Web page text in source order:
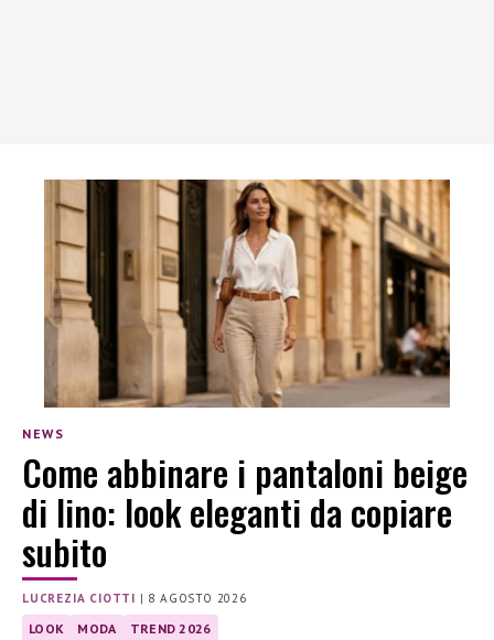
NEWS
Come abbinare i pantaloni beige
di lino: look eleganti da copiare
subito
LUCREZIA CIOTTI | 8 AGOSTO 2026
LOOK MODA TREND 2026